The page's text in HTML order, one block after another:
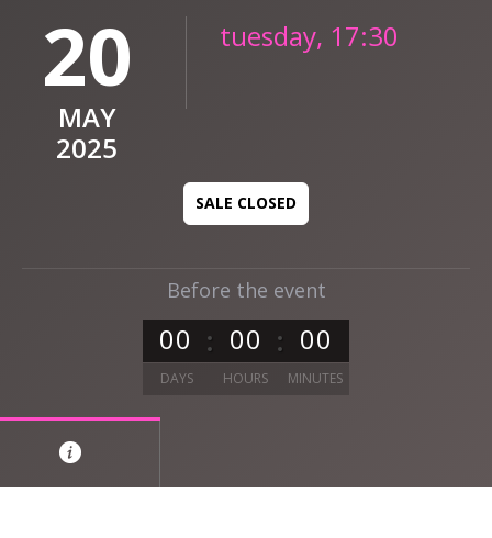
Before the event
00 00 00
DAYS HOURS MINUTES
20
MAY
2025
tuesday, 17:30
SALE CLOSED